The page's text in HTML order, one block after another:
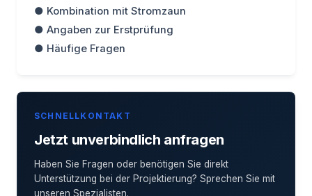
● Kombination mit Stromzaun
● Angaben zur Erstprüfung
● Häufige Fragen
SCHNELLKONTAKT
Jetzt unverbindlich anfragen
Haben Sie Fragen oder benötigen Sie direkt
Unterstützung bei der Projektierung? Sprechen Sie mit
unseren Spezialisten.